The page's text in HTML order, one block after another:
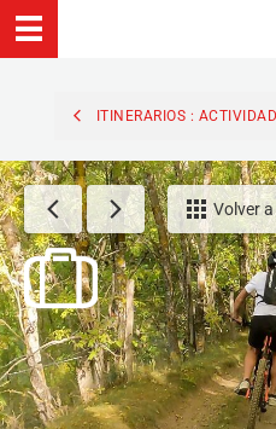
ITINERARIOS :
Volver